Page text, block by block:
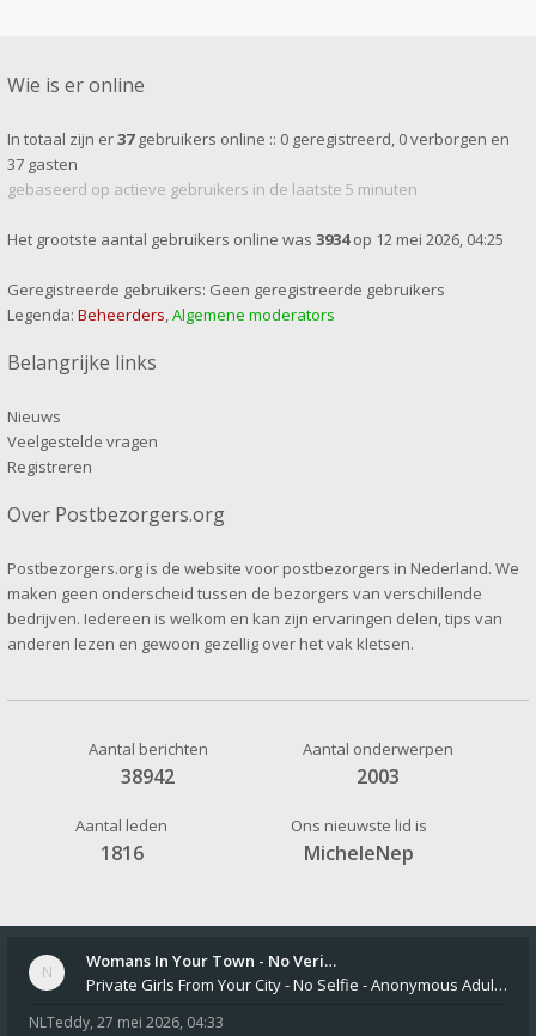
Wie is er online
In totaal zijn er37gebruikers online :: 0 geregistreerd, 0 verborgen en
37 gasten
gebaseerd op actieve gebruikers in de laatste 5 minuten
Het grootste aantal gebruikers online was 3934op 12 mei 2026, 04:25
Geregistreerde gebruikers: Geen geregistreerde gebruikers
Legenda: Beheerders,Algemene moderators
Belangrijke links
Nieuws
Veelgestelde vragen
Registreren
Over Postbezorgers.org
Postbezorgers.org is de website voor postbezorgers in Nederland. We
maken geen onderscheid tussen de bezorgers van verschillende
bedrijven. Iedereen is welkom en kan zijn ervaringen delen, tips van
anderen lezen en gewoon gezellig over het vak kletsen.
Aantal berichten
38942
Aantal onderwerpen
2003
Aantal leden
1816
Ons nieuwste lid is
MicheleNep
Womans In Your Town - No Veri…
Private Girls From Your City - No Selfie - Anonymous Adult Dating https://privatedates.live Private Girls In Your
NLTeddy, 27 mei 2026, 04:33